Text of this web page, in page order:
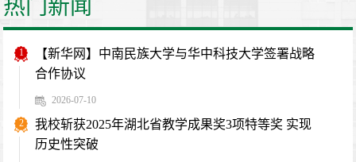
热门新闻
1
【新华网】中南民族大学与华中科技大学签署战略
合作协议
2026-07-10
2
我校斩获2025年湖北省教学成果奖3项特等奖 实现
历史性突破